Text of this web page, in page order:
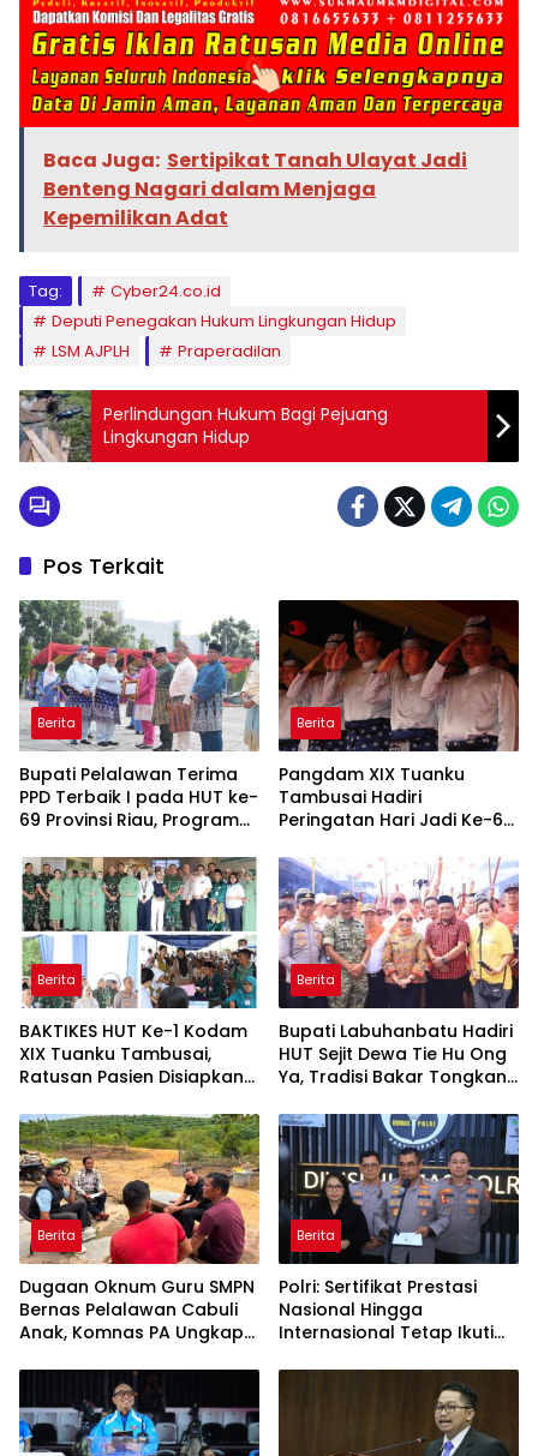
Baca Juga: Sertipikat Tanah Ulayat Jadi
Benteng Nagari dalam Menjaga
Kepemilikan Adat
Tag:
Cyber24.co.id
Deputi Penegakan Hukum Lingkungan Hidup
LSM AJPLH
Praperadilan
Perlindungan Hukum Bagi Pejuang
Lingkungan Hidup
Pos Terkait
Berita
Bupati Pelalawan Terima
PPD Terbaik I pada HUT ke-
69 Provinsi Riau, Program
Sorotan
Berita
Pangdam XIX Tuanku
Tambusai Hadiri
Peringatan Hari Jadi Ke-69
Berita
BAKTIKES HUT Ke-1 Kodam
XIX Tuanku Tambusai,
Ratusan Pasien Disiapkan
Berita
Bupati Labuhanbatu Hadiri
HUT Sejit Dewa Tie Hu Ong
Ya, Tradisi Bakar Tongkang
Berita
Dugaan Oknum Guru SMPN
Bernas Pelalawan Cabuli
Anak, Komnas PA Ungkap
Polres Sejak Juli
Berita
Polri: Sertifikat Prestasi
Nasional Hingga
Internasional Tetap Ikuti
Rekrutmen Polri